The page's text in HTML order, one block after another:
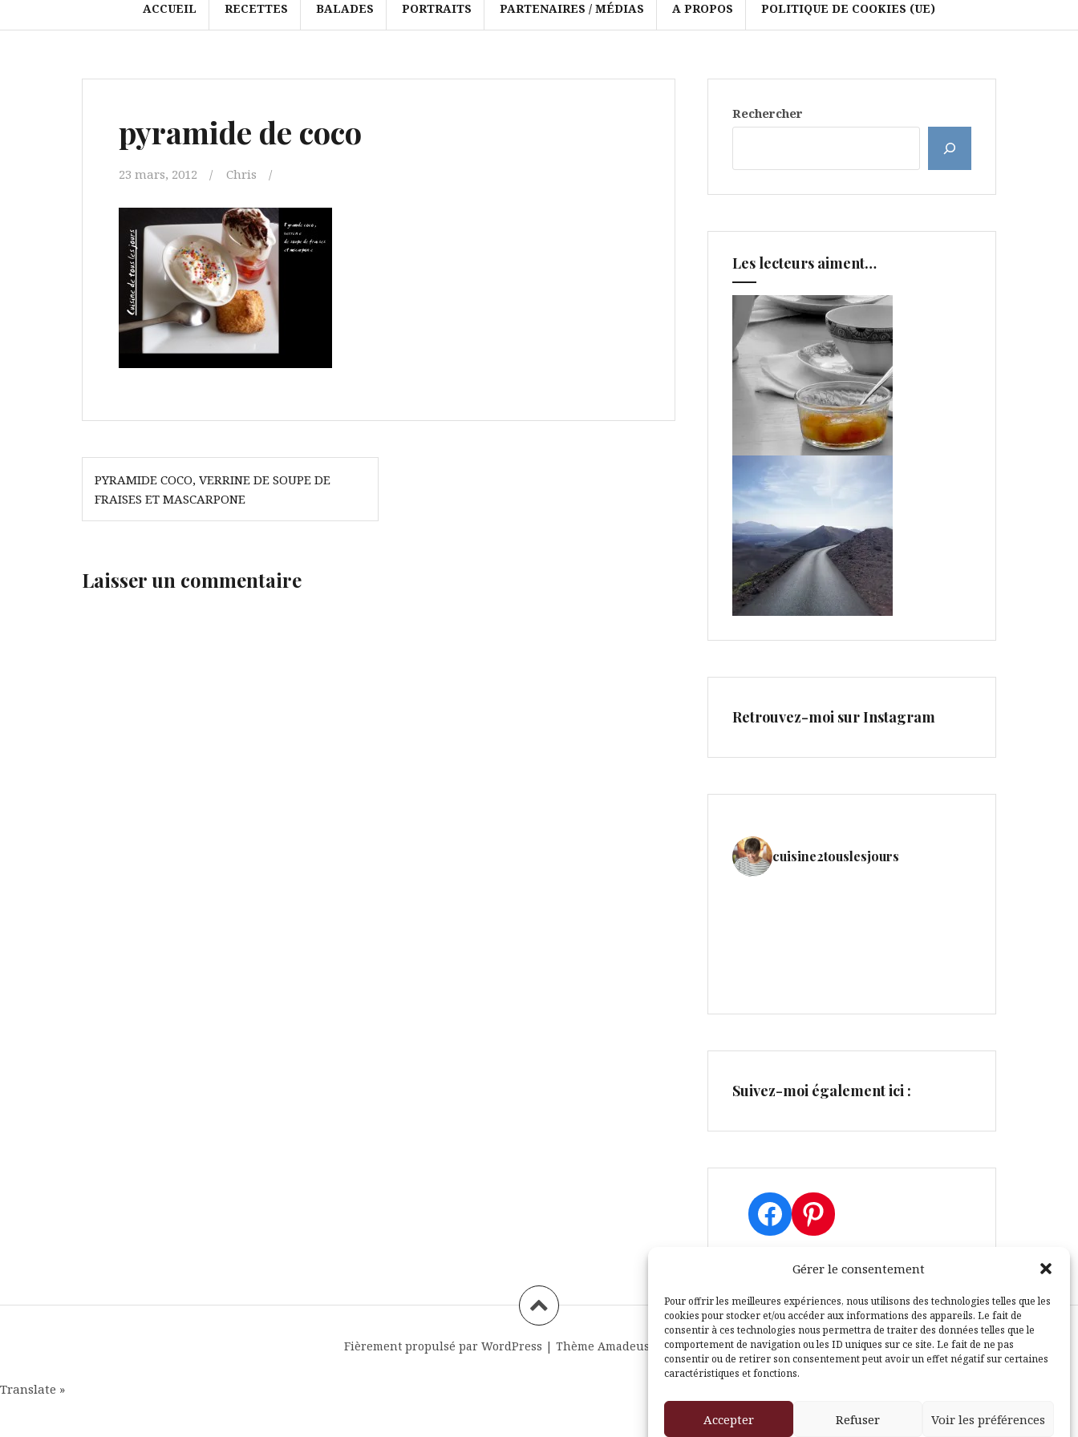
Gérer le consentement
Pour offrir les meilleures expériences, nous utilisons des technologies telles que les
cookies pour stocker et/ou accéder aux informations des appareils. Le fait de
consentir à ces technologies nous permettra de traiter des données telles que le
comportement de navigation ou les ID uniques sur ce site. Le fait de ne pas
consentir ou de retirer son consentement peut avoir un effet négatif sur certaines
caractéristiques et fonctions.
Accepter Refuser Voir les préférences
ACCUEIL RECETTES BALADES PORTRAITS PARTENAIRES / MÉDIAS A PROPOS POLITIQUE DE COOKIES (UE)
pyramide de coco
23 mars, 2012 Chris
Navigation
de
l’article
PYRAMIDE COCO, VERRINE DE SOUPE DE
FRAISES ET MASCARPONE
Laisser un commentaire
Rechercher
Les lecteurs aiment…
Retrouvez-moi sur Instagram
cuisine2touslesjours
Suivez-moi également ici :
Facebook
Pinterest
Fièrement propulsé par WordPress | Thème Amadeus par Themeisle
Translate »